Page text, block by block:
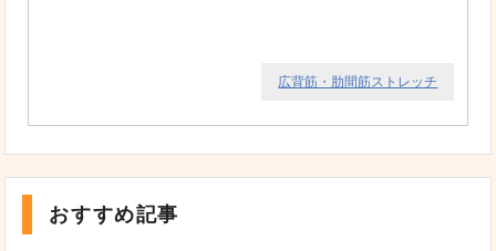
広背筋・肋間筋ストレッチ
おすすめ記事